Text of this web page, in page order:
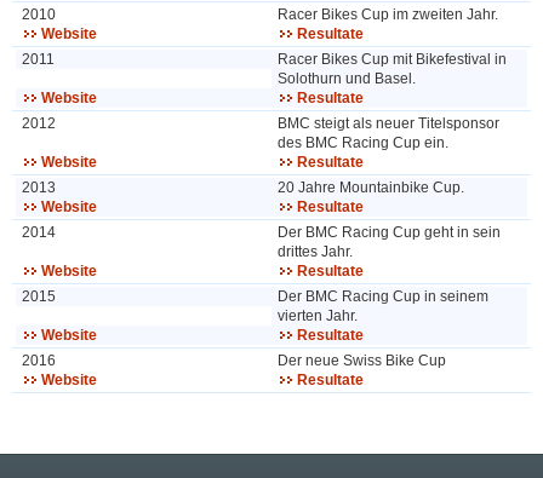
2010
Racer Bikes Cup im zweiten Jahr.
Website
Resultate
2011
Racer Bikes Cup mit Bikefestival in
Solothurn und Basel.
Website
Resultate
2012
BMC steigt als neuer Titelsponsor
des BMC Racing Cup ein.
Website
Resultate
2013
20 Jahre Mountainbike Cup.
Website
Resultate
2014
Der BMC Racing Cup geht in sein
drittes Jahr.
Website
Resultate
2015
Der BMC Racing Cup in seinem
vierten Jahr.
Website
Resultate
2016
Der neue Swiss Bike Cup
Website
Resultate